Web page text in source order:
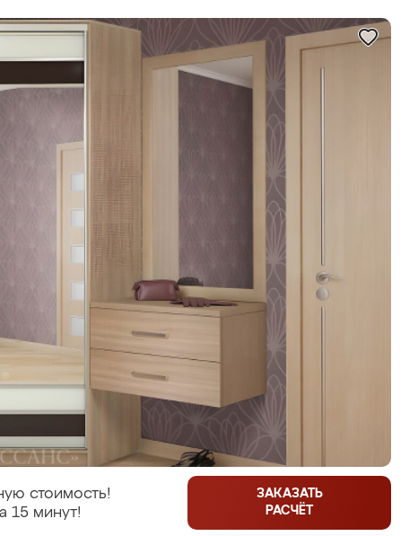
стоимость!
15 минут!
ЗАКАЗАТЬ
РАСЧЁТ